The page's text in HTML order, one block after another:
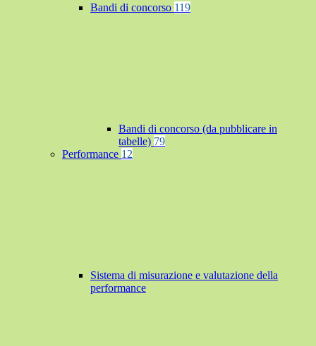
Bandi di concorso 119
Bandi di concorso (da pubblicare in
tabelle) 79
Performance 12
Sistema di misurazione e valutazione della
performance